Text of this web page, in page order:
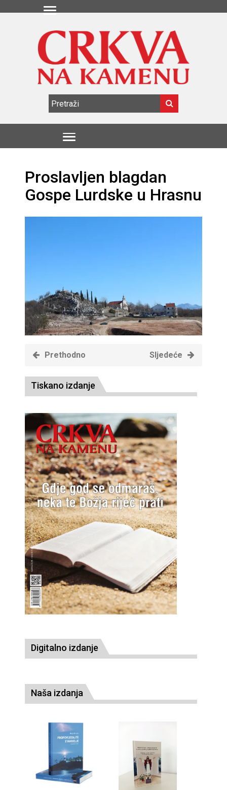
Proslavljen blagdan
Gospe Lurdske u Hrasnu
Prethodno Sljedeće
Tiskano izdanje
Digitalno izdanje
Naša izdanja